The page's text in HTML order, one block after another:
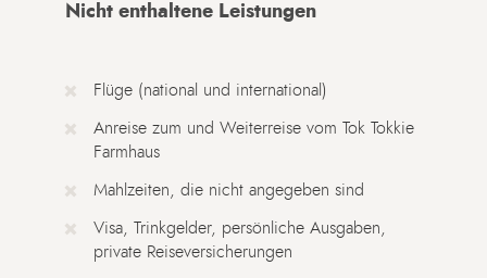
Nicht enthaltene Leistungen
Flüge (national und international)
Anreise zum und Weiterreise vom Tok Tokkie
Farmhaus
Mahlzeiten, die nicht angegeben sind
Visa, Trinkgelder, persönliche Ausgaben,
private Reiseversicherungen